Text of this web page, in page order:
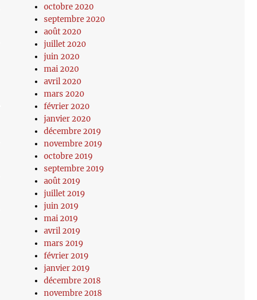
octobre 2020
septembre 2020
août 2020
juillet 2020
juin 2020
mai 2020
avril 2020
mars 2020
février 2020
janvier 2020
décembre 2019
novembre 2019
octobre 2019
septembre 2019
août 2019
juillet 2019
juin 2019
mai 2019
avril 2019
mars 2019
février 2019
janvier 2019
décembre 2018
novembre 2018